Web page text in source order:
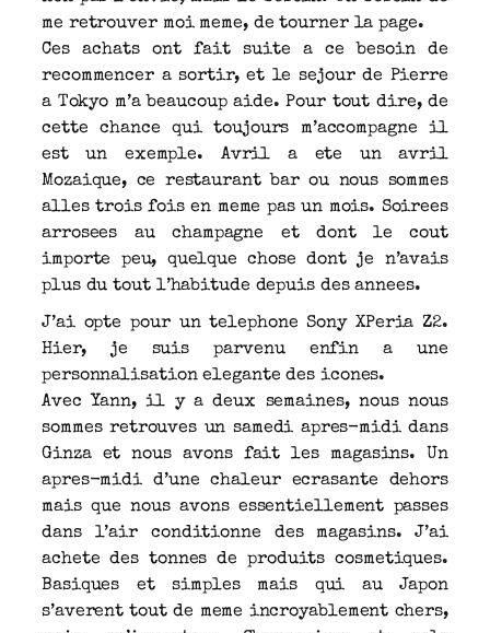
me retrouver moi meme, de tourner la page.
Ces achats ont fait suite a ce besoin de
recommencer a sortir, et le sejour de Pierre
a Tokyo m’a beaucoup aide. Pour tout dire, de
cette chance qui toujours m’accompagne il
est un exemple. Avril a ete un avril
Mozaique, ce restaurant bar ou nous sommes
alles trois fois en meme pas un mois. Soirees
arrosees au champagne et dont le cout
importe peu, quelque chose dont je n’avais
plus du tout l’habitude depuis des annees.
J’ai opte pour un telephone Sony XPeria Z2.
Hier, je suis parvenu enfin a une
personnalisation elegante des icones.
Avec Yann, il y a deux semaines, nous nous
sommes retrouves un samedi apres-midi dans
Ginza et nous avons fait les magasins. Un
apres-midi d’une chaleur ecrasante dehors
mais que nous avons essentiellement passes
dans l’air conditionne des magasins. J’ai
achete des tonnes de produits cosmetiques.
Basiques et simples mais qui au Japon
s’averent tout de meme incroyablement chers,